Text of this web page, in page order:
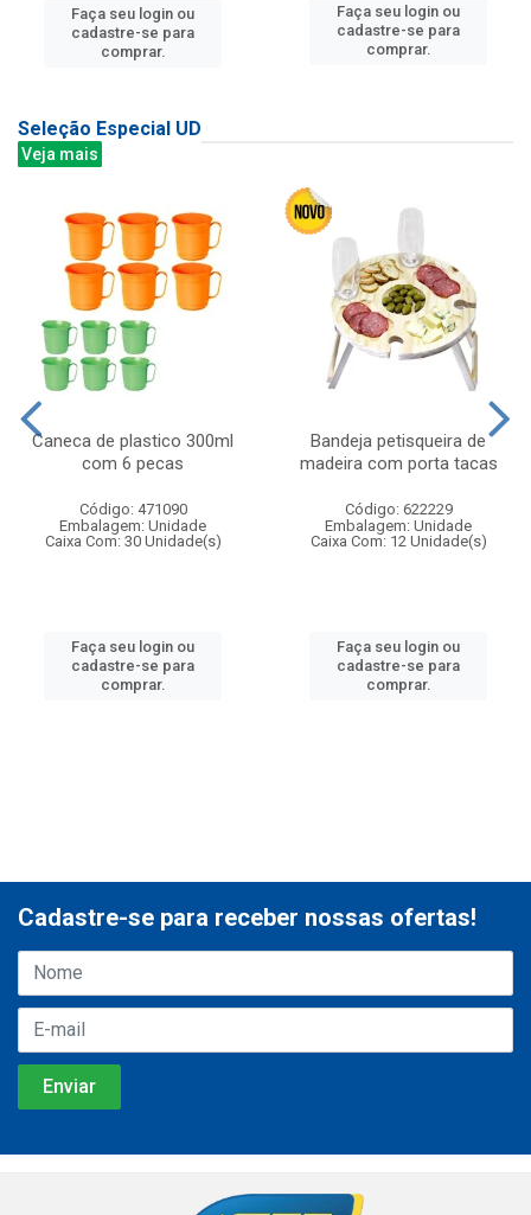
Faça seu login ou
cadastre-se para
comprar.
Faça seu login ou
cadastre-se para
comprar.
Seleção Especial UD
Veja mais
Caneca de plastico 300ml
com 6 pecas
Código: 471090
Embalagem: Unidade
Caixa Com: 30 Unidade(s)
Faça seu login ou
cadastre-se para
comprar.
Bandeja petisqueira de
madeira com porta tacas
Código: 622229
Embalagem: Unidade
Caixa Com: 12 Unidade(s)
Faça seu login ou
cadastre-se para
comprar.
Cadastre-se para receber nossas ofertas!